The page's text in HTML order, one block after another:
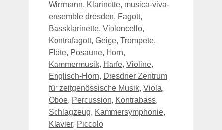
Wirrmann, Klarinette, musica-viva-
ensemble dresden, Fagott,
Bassklarinette, Violoncello,
Kontrafagott, Geige, Trompete,
Flöte, Posaune, Horn,
Kammermusik, Harfe, Violine,
Englisch-Horn, Dresdner Zentrum
für zeitgenössische Musik, Viola,
Oboe, Percussion, Kontrabass,
Schlagzeug, Kammersymphonie,
Klavier, Piccolo